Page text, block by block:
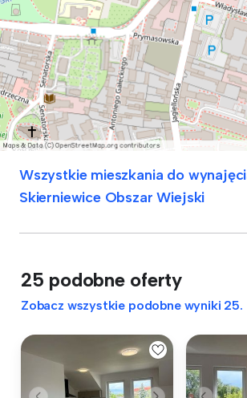
Wszystkie mieszkania do
Skierniewice Obszar Wiejski
25 podobne oferty
Zobacz wszystkie podobne wyniki 25.